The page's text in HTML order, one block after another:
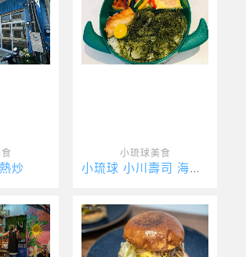
炒
小琉球美食